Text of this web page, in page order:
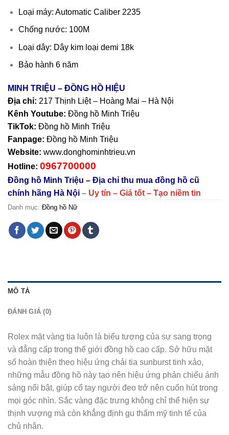
Loại máy: Automatic Caliber 2235
Chống nước: 100M
Loại dây: Dây kim loại demi 18k
Bảo hành 6 năm
MINH TRIỆU – ĐỒNG HỒ HIỆU
Địa chỉ: 217 Thịnh Liệt – Hoàng Mai – Hà Nội
Kênh Youtube: Đồng hồ Minh Triệu
TikTok: Đồng hồ Minh Triệu
Fanpage: Đồng hồ Minh Triệu
Website: www.donghominhtrieu.vn
Hotline: 0967700000
Đồng hồ Minh Triệu – Địa chỉ thu mua đồng hồ cũ
chính hãng Hà Nội – Uy tín – Giá tốt – Tạo niềm tin
Danh mục: Đồng hồ Nữ
MÔ TẢ
ĐÁNH GIÁ (0)
Rolex mặt vàng tia luôn là biểu tượng của sự sang trọng
và đẳng cấp trong thế giới đồng hồ cao cấp. Sở hữu mặt
số hoàn thiện theo hiệu ứng chải tia sunburst tinh xảo,
những mẫu đồng hồ này tạo nên hiệu ứng phản chiếu ánh
sáng nổi bật, giúp cổ tay người đeo trở nên cuốn hút trong
mọi góc nhìn. Sắc vàng đặc trưng không chỉ thể hiện sự
thịnh vượng mà còn khẳng định gu thẩm mỹ tinh tế của
chủ nhân.